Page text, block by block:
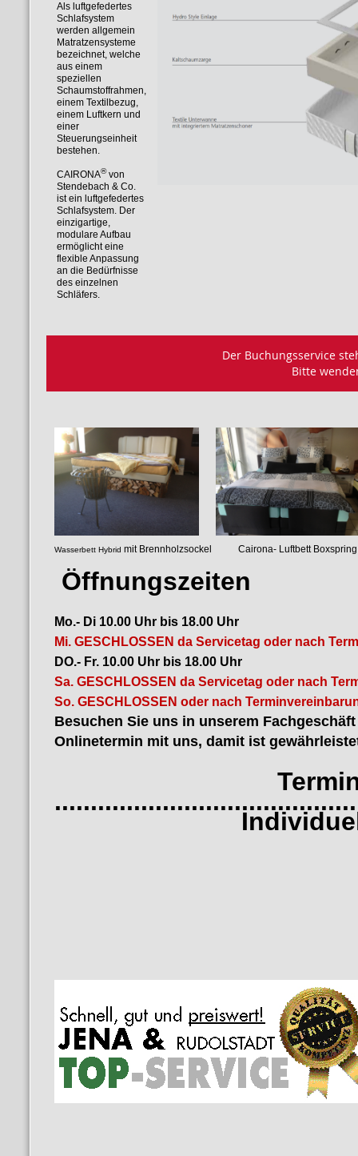
Als luftgefedertes
Schlafsystem
werden allgemein
Matratzensysteme
bezeichnet, welche
aus einem
speziellen
Schaumstoffrahmen,
einem Textilbezug,
einem Luftkern und
einer
Steuerungseinheit
bestehen.
CAIRONA®von
Stendebach & Co.
ist ein luftgefedertes
Schlafsystem. Der
einzigartige,
modulare Aufbau
ermöglicht eine
flexible Anpassung
an die Bedürfnisse
des einzelnen
Schläfers.
Wasserbett Hybrid mit Brennholzsockel Cairona-
Öffnungszeiten
Mo.- Di 10.00 Uhr bis 18.00 Uhr
Mi. GESCHLOSSEN da Servicetag oder nach
DO.- Fr. 10.00 Uhr bis 18.00 Uhr
Sa. GESCHLOSSEN da Servicetag oder nach
So. GESCHLOSSEN oder nach
Besuchen Sie uns in unserem
Onlinetermin mit uns, damit ist
Termin
Individuelles